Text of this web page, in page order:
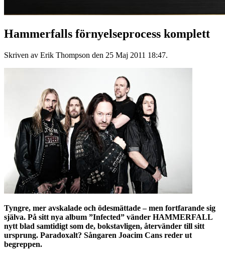
Hammerfalls förnyelseprocess komplett
Skriven av Erik Thompson den 25 Maj 2011 18:47.
Tyngre, mer avskalade och ödesmättade – men fortfarande sig
själva. På sitt nya album ”Infected” vänder HAMMERFALL
nytt blad samtidigt som de, bokstavligen, återvänder till sitt
ursprung. Paradoxalt? Sångaren Joacim Cans reder ut
begreppen.